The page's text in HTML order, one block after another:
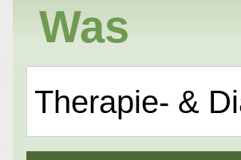
Was
Therapie- &